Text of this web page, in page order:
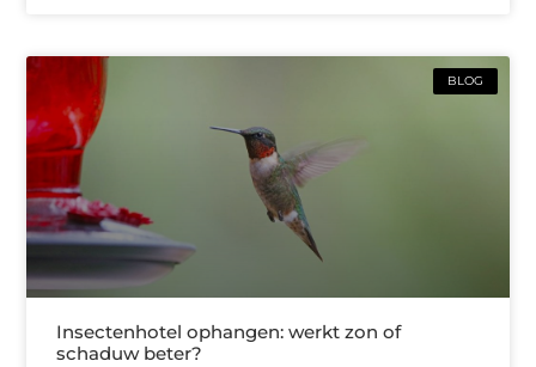
BLOG
Insectenhotel ophangen: werkt zon of
schaduw beter?